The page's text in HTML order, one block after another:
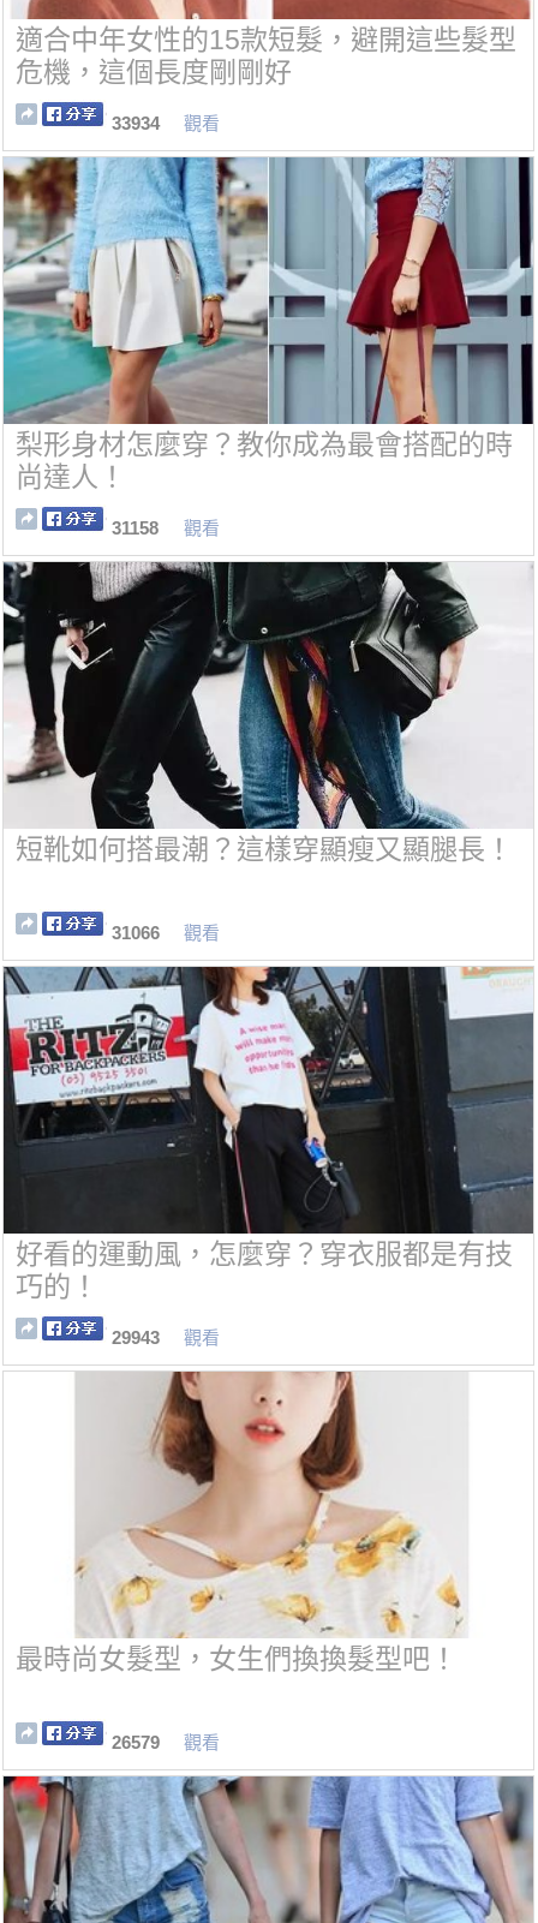
適合中年女性的15款短髮，避開這些髮型
危機，這個長度剛剛好
33934 觀看
梨形身材怎麼穿？教你成為最會搭配的時
尚達人！
31158 觀看
短靴如何搭最潮？這樣穿顯瘦又顯腿長！
31066 觀看
好看的運動風，怎麼穿？穿衣服都是有技
巧的！
29943 觀看
最時尚女髮型，女生們換換髮型吧！
26579 觀看